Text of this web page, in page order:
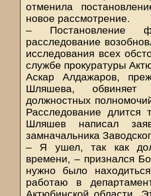
отменила
новое рассмотрение.
– Постановление
расследование
исследования всех
службе прокуратуры
Аскар Алдажаров,
Шляшева, обвиняет
должностных
Расследование
Шляшев написал
замначальника
– Я ушел, так как
времени, – признался
нужно было
работаю в